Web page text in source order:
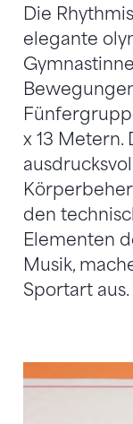
Die
elegante
x 13 Metern.
den
Elementen
Musik,
Sportart aus.